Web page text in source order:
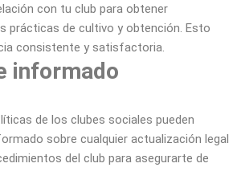
con tu club para obtener
prácticas de cultivo y obtención. Esto
consistente y satisfactoria.
informado
de los clubes sociales pueden
sobre cualquier actualización legal
del club para asegurarte de